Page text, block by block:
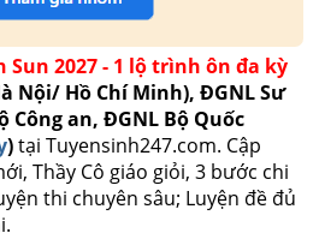
Sun 2027 - 1 lộ trình ôn đa kỳ
Nội/ Hồ Chí Minh), ĐGNL Sư
Công an, ĐGNL Bộ Quốc
)tại Tuyensinh247.com. Cập
Thầy Cô giáo giỏi, 3 bước chi
thi chuyên sâu; Luyện đề đủ